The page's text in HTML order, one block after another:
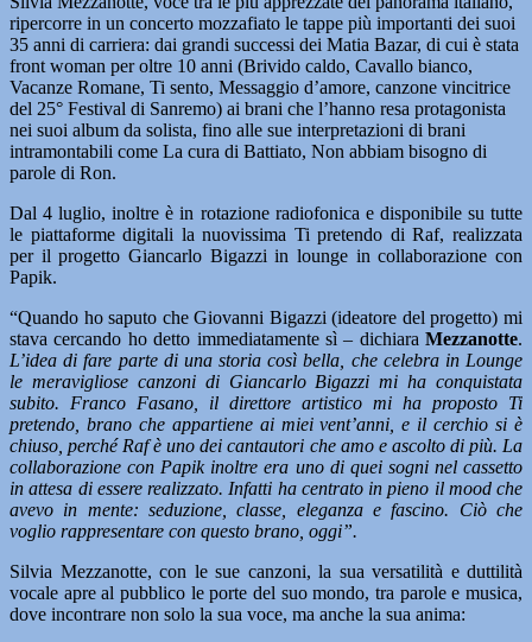
ripercorre in un concerto mozzafiato le tappe più importanti dei suoi
35 anni di carriera: dai grandi successi dei Matia Bazar, di cui è stata
front woman per oltre 10 anni (Brivido caldo, Cavallo bianco,
Vacanze Romane, Ti sento, Messaggio d’amore, canzone vincitrice
del 25° Festival di Sanremo) ai brani che l’hanno resa protagonista
nei suoi album da solista, fino alle sue interpretazioni di brani
intramontabili come La cura di Battiato, Non abbiam bisogno di
parole di Ron.
Dal 4 luglio, inoltre è in rotazione radiofonica e disponibile su tutte
le piattaforme digitali la nuovissima Ti pretendo di Raf, realizzata
per il progetto Giancarlo Bigazzi in lounge in collaborazione con
Papik.
“Quando ho saputo che Giovanni Bigazzi (ideatore del progetto) mi
stava cercando ho detto immediatamente sì – dichiara Mezzanotte.
L’idea di fare parte di una storia così bella, che celebra in Lounge
le meravigliose canzoni di Giancarlo Bigazzi mi ha conquistata
subito. Franco Fasano, il direttore artistico mi ha proposto Ti
pretendo, brano che appartiene ai miei vent’anni, e il cerchio si è
chiuso, perché Raf è uno dei cantautori che amo e ascolto di più. La
collaborazione con Papik inoltre era uno di quei sogni nel cassetto
in attesa di essere realizzato. Infatti ha centrato in pieno il mood che
avevo in mente: seduzione, classe, eleganza e fascino. Ciò che
voglio rappresentare con questo brano, oggi”.
Silvia Mezzanotte, con le sue canzoni, la sua versatilità e duttilità
vocale apre al pubblico le porte del suo mondo, tra parole e musica,
dove incontrare non solo la sua voce, ma anche la sua anima: